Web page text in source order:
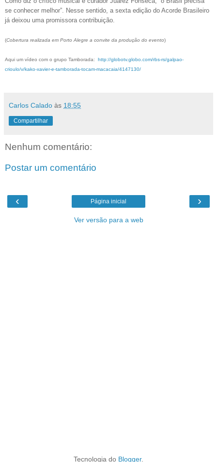
se conhecer melhor”. Nesse sentido, a sexta edição do Acorde Brasileiro
já deixou uma promissora contribuição.
(Cobertura realizada em Porto Alegre a convite da produção do evento)
Aqui um vídeo com o grupo Tamborada: http://globotv.globo.com/rbs-rs/galpao-
crioulo/v/kako-xavier-e-tamborada-tocam-macacaia/4147130/
Carlos Calado às 18:55
Compartilhar
Nenhum comentário:
Postar um comentário
‹ ›
Página inicial
Ver versão para a web
Tecnologia do Blogger.